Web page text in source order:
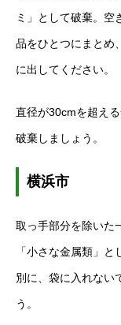
ミ」として破棄。空
品をひとつにまとめ
に出してください。
直径が30cmを超え
破棄しましょう。
横浜市
取っ手部分を除いた
「小さな金属類」
別に、袋に入れない
う。